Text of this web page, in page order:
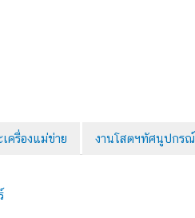
ครื่องแม่ข่าย งานโสตฯทัศนูปกรณ์